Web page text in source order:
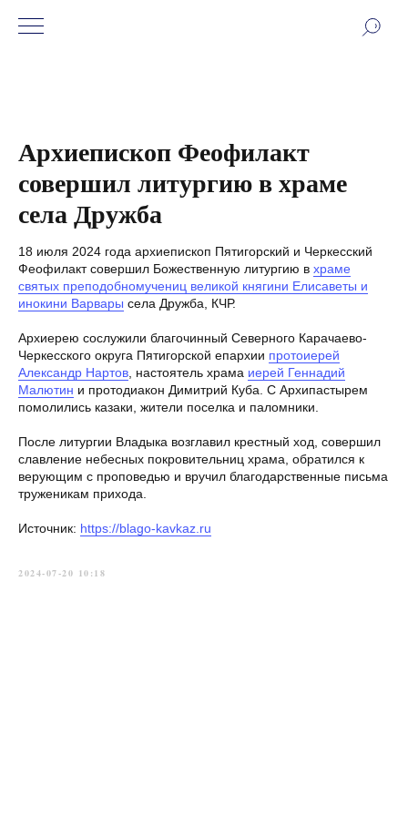
Архиепископ Феофилакт
совершил литургию в храме
села Дружба
18 июля 2024 года архиепископ Пятигорский и Черкесский
Феофилакт совершил Божественную литургию в храме
святых преподобномучениц великой княгини Елисаветы и
инокини Варвары села Дружба, КЧР.
Архиерею сослужили благочинный Северного Карачаево-
Черкесского округа Пятигорской епархии протоиерей
Александр Нартов , настоятель храма иерей Геннадий
Малютин и протодиакон Димитрий Куба. С Архипастырем
помолились казаки, жители поселка и паломники.
После литургии Владыка возглавил крестный ход, совершил
славление небесных покровительниц храма, обратился к
верующим с проповедью и вручил благодарственные письма
труженикам прихода.
Источник: https://blago-kavkaz.ru
2024-07-20 10:18